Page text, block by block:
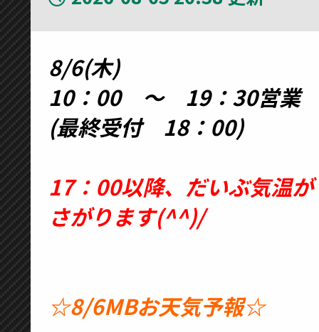
8/6(木)
10：00 ～ 19：30営業
(最終受付 18：00)
17：00以降、だいぶ気温が
さがります(^^)/
☆8/6MBお天気予報☆